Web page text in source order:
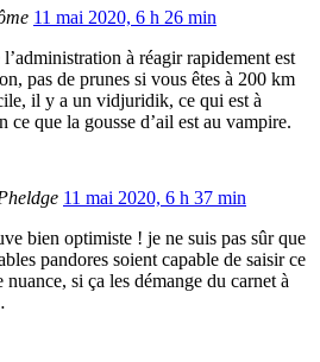
11 mai 2020, 6 h 26 min
à réagir rapidement est
pas de prunes si vous êtes à 200 km
il y a un vidjuridik, ce qui est à
ce que la gousse d’ail est au vampire.
11 mai 2020, 6 h 37 min
bien optimiste ! je ne suis pas sûr que
pandores soient capable de saisir ce
nuance, si ça les démange du carnet à